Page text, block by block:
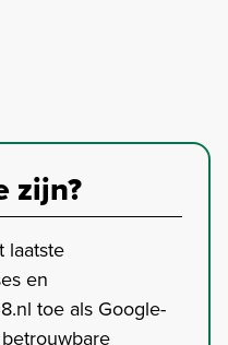
zijn?
laatste
en
toe als Google-